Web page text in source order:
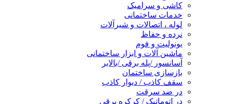
کاشی و سرامیک
خدمات ساختمانی
لوله ، اتصالات و شیرآلات
نرده و حفاظ
یونولیت و فوم
ماشین آلات و ابزار ساختمانی
آسانسور /پله برقی /بالابر
بازسازی ساختمان
سقف کاذب / دیوار کاذب
در ضد سرقت
در اتوماتیک / کرکره برقی